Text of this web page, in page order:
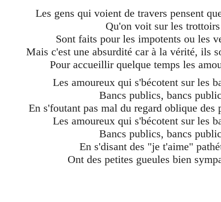
Les gens qui voient de travers pensent
Qu'on voit sur les trottoirs
Sont faits pour les impotents ou les
Mais c'est une absurdité car à la vérité, ils
Pour accueillir quelque temps les
Les amoureux qui s'bécotent sur les
Bancs publics, bancs
En s'foutant pas mal du regard oblique des
Les amoureux qui s'bécotent sur les
Bancs publics, bancs
En s'disant des "je t'aime"
Ont des petites gueules bien